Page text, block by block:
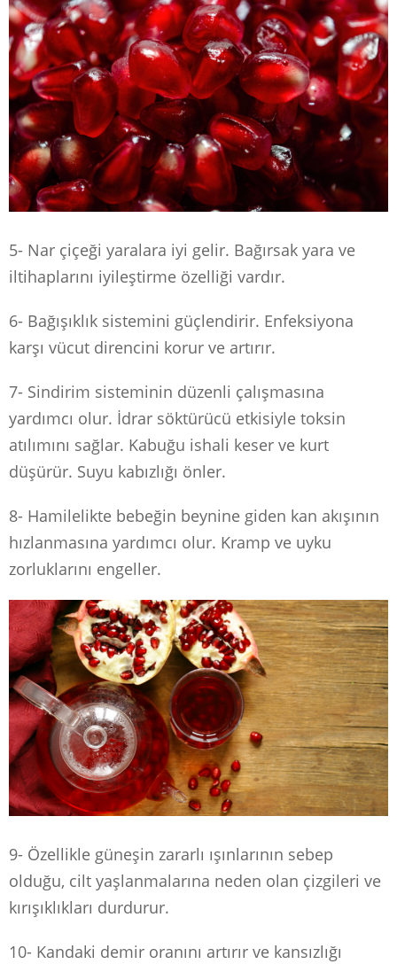
5- Nar çiçeği yaralara iyi gelir. Bağırsak yara ve
iltihaplarını iyileştirme özelliği vardır.
6- Bağışıklık sistemini güçlendirir. Enfeksiyona
karşı vücut direncini korur ve artırır.
7- Sindirim sisteminin düzenli çalışmasına
yardımcı olur. İdrar söktürücü etkisiyle toksin
atılımını sağlar. Kabuğu ishali keser ve kurt
düşürür. Suyu kabızlığı önler.
8- Hamilelikte bebeğin beynine giden kan akışının
hızlanmasına yardımcı olur. Kramp ve uyku
zorluklarını engeller.
9- Özellikle güneşin zararlı ışınlarının sebep
olduğu, cilt yaşlanmalarına neden olan çizgileri ve
kırışıklıkları durdurur.
10- Kandaki demir oranını artırır ve kansızlığı